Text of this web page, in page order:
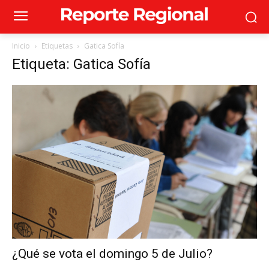
Inicio Etiquetas Gatica Sofía
Etiqueta: Gatica Sofía
¿Qué se vota el domingo 5 de Julio?